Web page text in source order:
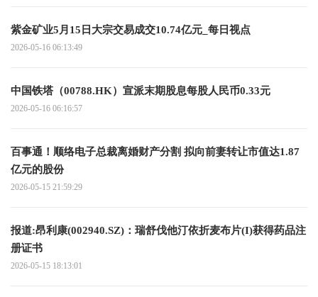
紫金矿业5月15日大宗交易成交10.74亿元_每日视点
2026-05-16 06:13:49
中国铁塔（00788.HK）宣派末期股息每股人民币0.33元
2026-05-16 06:16:57
百事通！顺络电子总裁离婚财产分割 拟向前妻转让市值达1.87
亿元的股份
2026-05-15 21:59:29
报道:昂利康(002940.SZ)：瑞舒伐他汀依折麦布片(I)获得药品注
册证书
2026-05-15 18:13:01